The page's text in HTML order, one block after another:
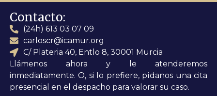
Contacto:
(24h) 613 03 07 09
carloscr@icamur.org
C/ Plateria 40, Entlo 8, 30001 Murcia
Llámenos ahora y le atenderemos
inmediatamente. O, si lo prefiere, pídanos una cita
presencial en el despacho para valorar su caso.